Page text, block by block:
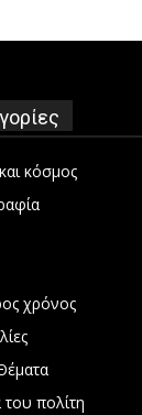
κόσμος
χρόνος
πολίτη